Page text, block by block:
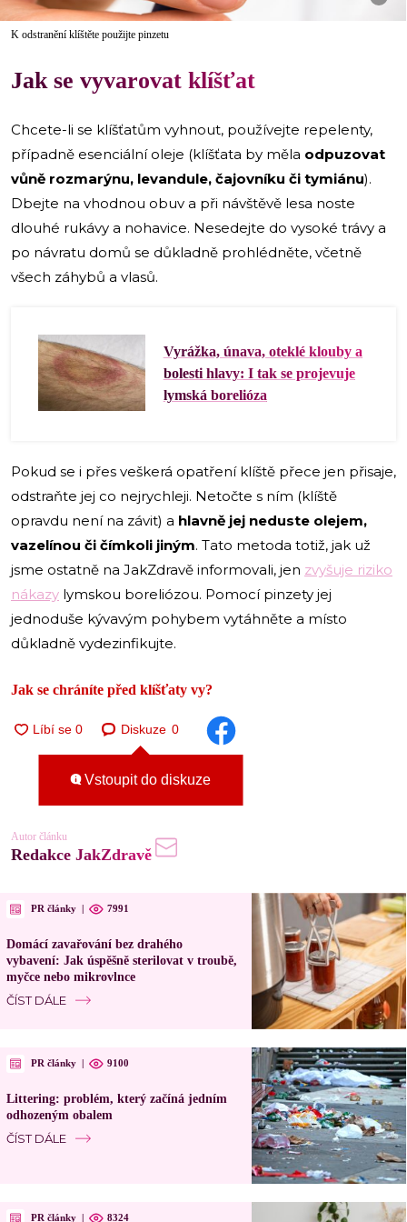
K odstranění klíštěte použijte pinzetu
Jak se vyvarovat klíšťat
Chcete-li se klíšťatům vyhnout, používejte repelenty,
případně esenciální oleje (klíšťata by měla odpuzovat
vůně rozmarýnu, levandule, čajovníku či tymiánu).
Dbejte na vhodnou obuv a při návštěvě lesa noste
dlouhé rukávy a nohavice. Nesedejte do vysoké trávy a
po návratu domů se důkladně prohlédněte, včetně
všech záhybů a vlasů.
Vyrážka, únava, oteklé klouby a
bolesti hlavy: I tak se projevuje
lymská borelióza
Pokud se i přes veškerá opatření klíště přece jen přisaje,
odstraňte jej co nejrychleji. Netočte s ním (klíště
opravdu není na závit) a hlavně jej neduste olejem,
vazelínou či čímkoli jiným. Tato metoda totiž, jak už
jsme ostatně na JakZdravě informovali, jen zvyšuje riziko
nákazy lymskou boreliózou. Pomocí pinzety jej
jednoduše kývavým pohybem vytáhněte a místo
důkladně vydezinfikujte.
Jak se chráníte před klíšťaty vy?
Diskuze 0
Vstoupit do diskuze
Autor článku
Redakce JakZdravě
PR články | 7991
Domácí zavařování bez drahého
vybavení: Jak úspěšně sterilovat v troubě,
myčce nebo mikrovlnce
ČÍST DÁLE
PR články | 9100
Littering: problém, který začíná jedním
odhozeným obalem
ČÍST DÁLE
PR články | 8324